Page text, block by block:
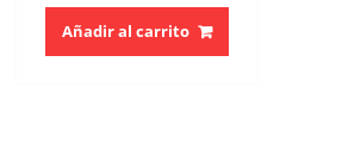
Añadir al carrito